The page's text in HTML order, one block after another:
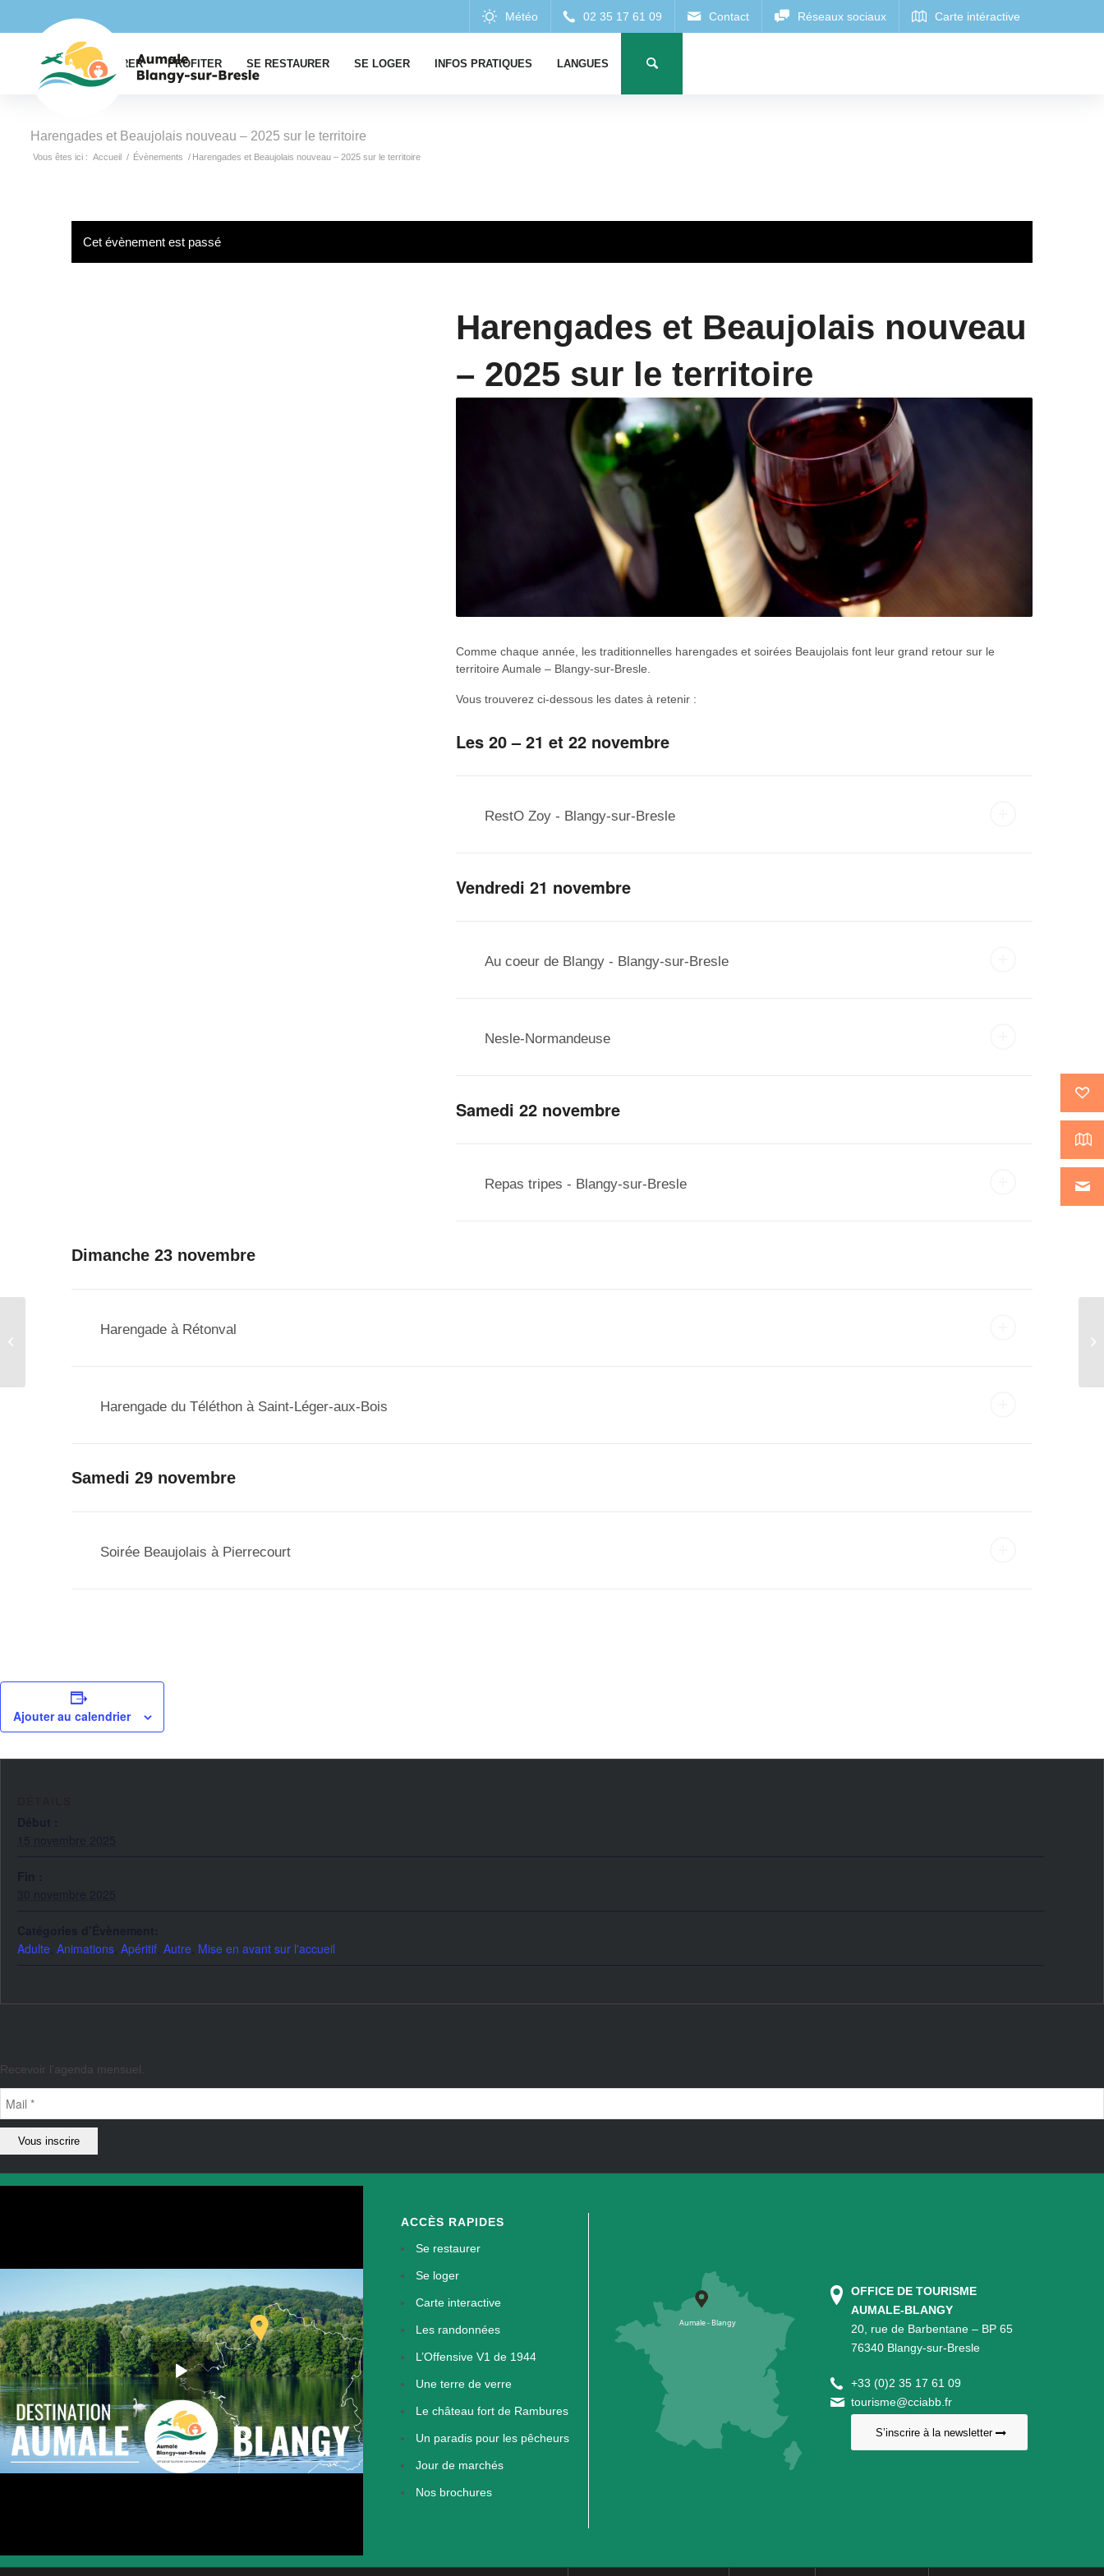
EXPLORER PROFITER SE RESTAURER SE LOGER INFOS PRATIQUES LANGUES
Harengades et Beaujolais nouveau – 2025 sur le territoire
Vous êtes ici : Accueil / Évènements / Harengades et Beaujolais nouveau – 2025 sur le territoire
Cet évènement est passé
Harengades et Beaujolais nouveau
– 2025 sur le territoire
Comme chaque année, les traditionnelles harengades et soirées Beaujolais font leur grand retour sur le
territoire Aumale – Blangy-sur-Bresle.
Vous trouverez ci-dessous les dates à retenir :
Les 20 – 21 et 22 novembre
RestO Zoy - Blangy-sur-Bresle
Vendredi 21 novembre
Au coeur de Blangy - Blangy-sur-Bresle
Nesle-Normandeuse
Samedi 22 novembre
Repas tripes - Blangy-sur-Bresle
Dimanche 23 novembre
Harengade à Rétonval
Harengade du Téléthon à Saint-Léger-aux-Bois
Samedi 29 novembre
Soirée Beaujolais à Pierrecourt
Ajouter au calendrier
Adulte Animations Apéritif Autre Mise en avant sur l'accueil
Recevoir l’agenda mensuel.
ACCÈS RAPIDES
Se restaurer
Se loger
Carte interactive
Les randonnées
L’Offensive V1 de 1944
Une terre de verre
Le château fort de Rambures
Un paradis pour les pêcheurs
Jour de marchés
Nos brochures
OFFICE DE TOURISME
AUMALE-BLANGY
20, rue de Barbentane – BP 65
76340 Blangy-sur-Bresle
+33 (0)2 35 17 61 09
tourisme@cciabb.fr
S’inscrire à la newsletter